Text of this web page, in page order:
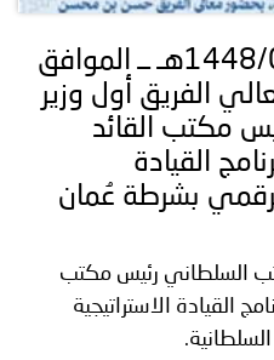
سلطنة عُمان ـ 1448/02/03هـ ــ الموافق
م - معالي الفريق أول وزير
مكتب القائد
القيادة
بشرطة عُمان
السلطاني رئيس مكتب
القيادة الاستراتيجية